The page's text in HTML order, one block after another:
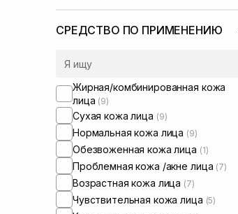
СРЕДСТВО ПО ПРИМЕНЕНИЮ
Жирная/комбинированная кожа
лица (9)
Сухая кожа лица (9)
Нормальная кожа лица (9)
Обезвоженная кожа лица (1)
Проблемная кожа /акне лица (7)
Возрастная кожа лица (7)
Чувствительная кожа лица (5)